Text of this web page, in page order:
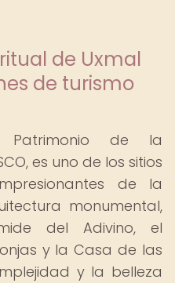
de Uxmal
de turismo
Patrimonio de la
es uno de los sitios
de la
monumental,
del Adivino, el
y la Casa de las
y la belleza